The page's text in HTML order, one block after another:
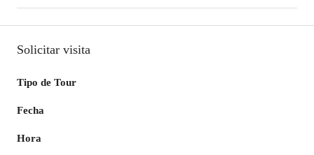
Solicitar visita
Tipo de Tour
Fecha
Hora